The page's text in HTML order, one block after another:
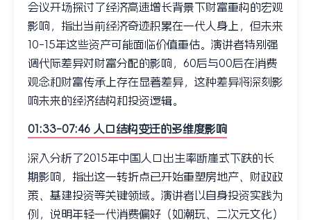
会议开场探讨了经济高速增长背景下财富重构的宏观
影响，指出当前经济奇迹积累在一代人身上，但未来
10-15年这些资产可能面临价值重估。演讲者特别强
调代际差异对财富分配的影响，60后与00后在消费
观念和财富传承上存在显著差异，这种差异将深刻影
响未来的经济结构和投资逻辑。
01:33-07:46 人口结构变迁的多维度影响
深入分析了2015年中国人口出生率断崖式下跌的长
期影响，指出这一转折点已开始重塑房地产、财政政
策、基建投资等关键领域。演讲者以自身投资实践为
例，说明年轻一代消费偏好（如潮玩、二次元文化）